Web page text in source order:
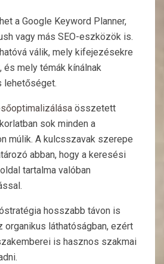
a Google Keyword Planner,
vagy más SEO-eszközök is.
válik, mely kifejezésekre
és mely témák kínálnak
lehetőséget.
összetett
sok minden a
múlik. A kulcsszavak szerepe
abban, hogy a keresési
tartalma valóban
hosszabb távon is
organikus láthatóságban, ezért
is hasznos szakmai